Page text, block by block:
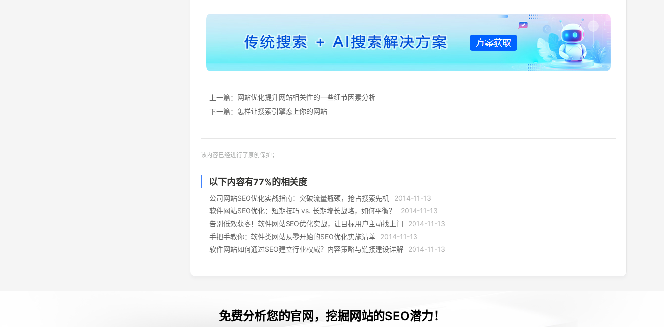
上一篇： 网站优化提升网站相关性的一些细节因素分析
下一篇： 怎样让搜索引擎恋上你的网站
该内容已经进行了原创保护；
以下内容有77%的相关度
公司网站SEO优化实战指南：突破流量瓶颈，抢占搜索先机
2014-11-13
软件网站SEO优化：短期技巧 vs. 长期增长战略，如何平衡？
2014-11-13
告别低效获客！软件网站SEO优化实战，让目标用户主动找上门
2014-11-13
手把手教你：软件类网站从零开始的SEO优化实施清单
2014-11-13
软件网站如何通过SEO建立行业权威？内容策略与链接建设详解
2014-11-13
免费分析您的官网，挖掘网站的SEO潜力！